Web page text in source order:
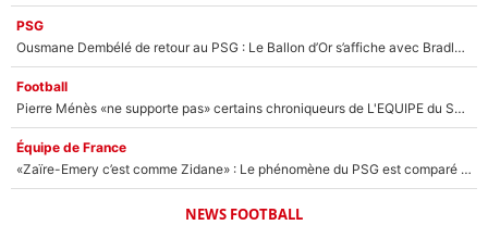
PSG
Ousmane Dembélé de retour au PSG : Le Ballon d’Or s’affiche avec Bradley Barcola en plein cœur du feuilleton sur son départ !
Football
Pierre Ménès «ne supporte pas» certains chroniqueurs de L'EQUIPE du Soir : Ils vont tous partir !
Équipe de France
«Zaïre-Emery c’est comme Zidane» : Le phénomène du PSG est comparé à son nouveau sélectionneur... et ils vont se retrouver en Bleus !
NEWS FOOTBALL